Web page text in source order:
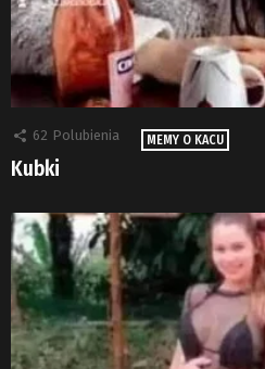
62 Polubienia MEMY O KACU
Kubki